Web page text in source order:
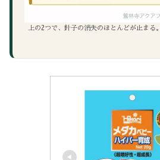
上の2つで、針子の消失のほとんどが止まる。